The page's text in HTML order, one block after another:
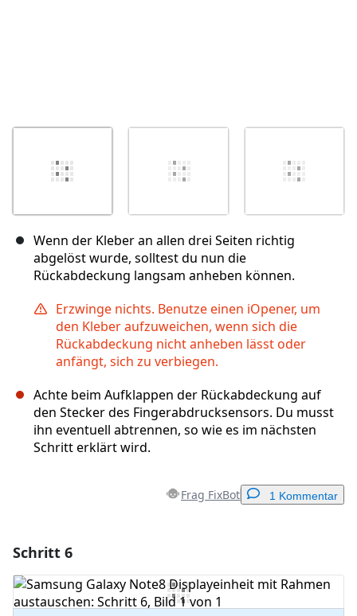
Wenn der Kleber an allen drei Seiten richtig
abgelöst wurde, solltest du nun die
Rückabdeckung langsam anheben können.
Erzwinge nichts. Benutze einen iOpener, um
den Kleber aufzuweichen, wenn sich die
Rückabdeckung nicht anheben lässt oder
anfängt, sich zu verbiegen.
Achte beim Aufklappen der Rückabdeckung auf
den Stecker des Fingerabdrucksensors. Du musst
ihn eventuell abtrennen, so wie es im nächsten
Schritt erklärt wird.
Frag FixBot 1 Kommentar
Kommentar hinzufügen
Schritt 6